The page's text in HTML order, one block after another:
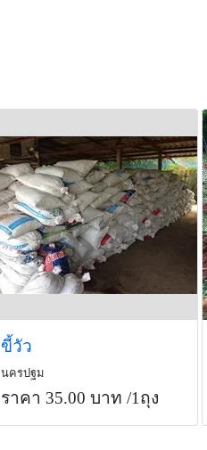
ขี้วัว
นครปฐม
ราคา 35.00 บาท /1ถุง